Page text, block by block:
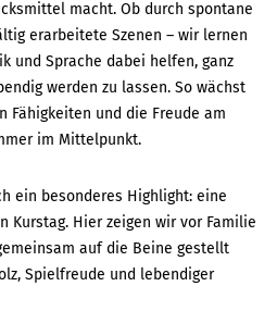
macht. Ob durch spontane
erarbeitete Szenen – wir lernen
und Sprache dabei helfen, ganz
werden zu lassen. So wächst
Fähigkeiten und die Freude am
im Mittelpunkt.
ein besonderes Highlight: eine
Kurstag. Hier zeigen wir vor Familie
auf die Beine gestellt
Spielfreude und lebendiger